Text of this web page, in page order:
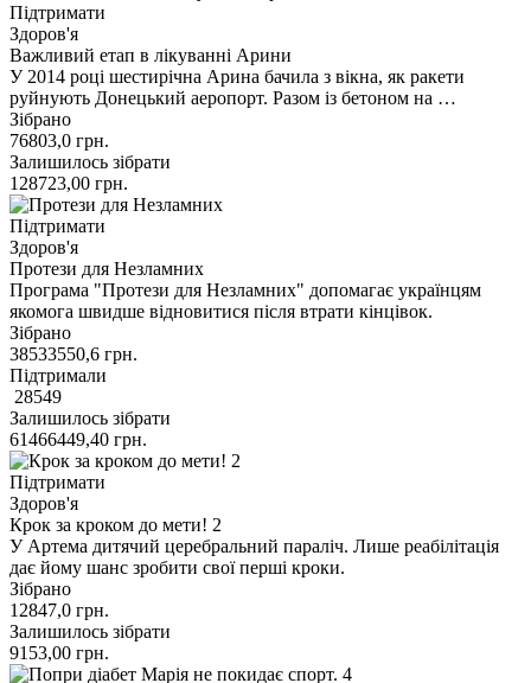
Підтримати
Здоров'я
Важливий етап в лікуванні Арини
У 2014 році шестирічна Арина бачила з вікна, як ракети
руйнують Донецький аеропорт. Разом із бетоном на …
Зібрано
76803,0 грн.
Залишилось зібрати
128723,00 грн.
Підтримати
Здоров'я
Протези для Незламних
Програма "Протези для Незламних" допомагає українцям
якомога швидше відновитися після втрати кінцівок.
Зібрано
38533550,6 грн.
Підтримали
28549
Залишилось зібрати
61466449,40 грн.
Підтримати
Здоров'я
Крок за кроком до мети! 2
У Артема дитячий церебральний параліч. Лише реабілітація
дає йому шанс зробити свої перші кроки.
Зібрано
12847,0 грн.
Залишилось зібрати
9153,00 грн.